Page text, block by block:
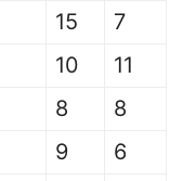
15
7
10
11
8
8
9
6